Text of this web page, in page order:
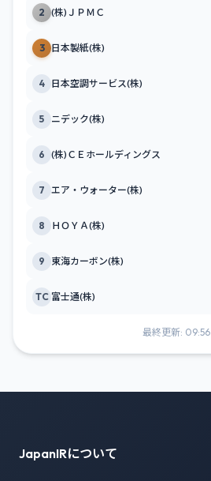
2 (株)ＪＰＭＣ
3 日本製紙(株)
4 日本空調サービス(株)
5 ニデック(株)
6 (株)ＣＥホールディングス
7 エア・ウォーター(株)
8 ＨＯＹＡ(株)
9 東海カーボン(株)
TC 富士通(株)
最終更新: 09:56
JapanIRについて